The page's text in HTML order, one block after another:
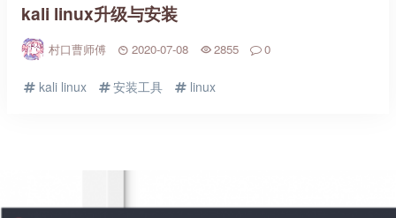
kali linux升级与安装
村口曹师傅 2020-07-08 2855 0
kali linux 安装工具 linux